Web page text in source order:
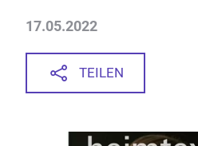
17.05.2022
TEILEN